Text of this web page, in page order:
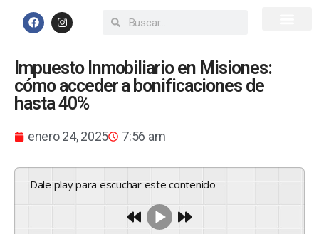
Impuesto Inmobiliario en Misiones:
cómo acceder a bonificaciones de
hasta 40%
enero 24, 2025 7:56 am
Dale play para escuchar este contenido